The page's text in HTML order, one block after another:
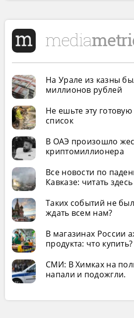
На Урале из казны
миллионов рублей
Не ешьте эту
список
В ОАЭ произошло
криптомиллионера
Все новости по
Кавказе: читать здесь
Таких событий не
ждать всем нам?
В магазинах России
продукта: что купить?
СМИ: В Химках на
напали и подожгли.